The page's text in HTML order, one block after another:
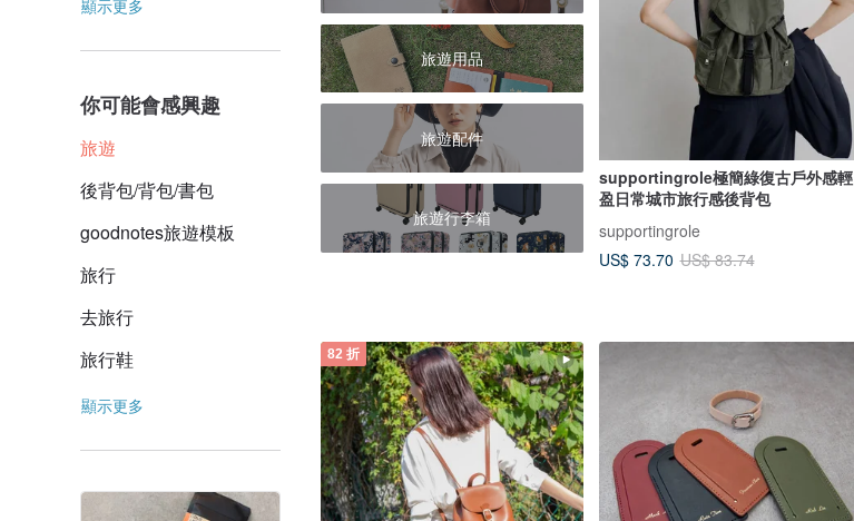
顯示更多
你可能會感興趣
旅遊
後背包/背包/書包
goodnotes旅遊模板
旅行
去旅行
旅行鞋
顯示更多
旅遊用品
旅遊配件
旅遊行李箱
supportingrole極簡綠復古戶外感輕
盈日常城市旅行感後背包
supportingrole
US$ 73.70 US$ 83.74
82 折